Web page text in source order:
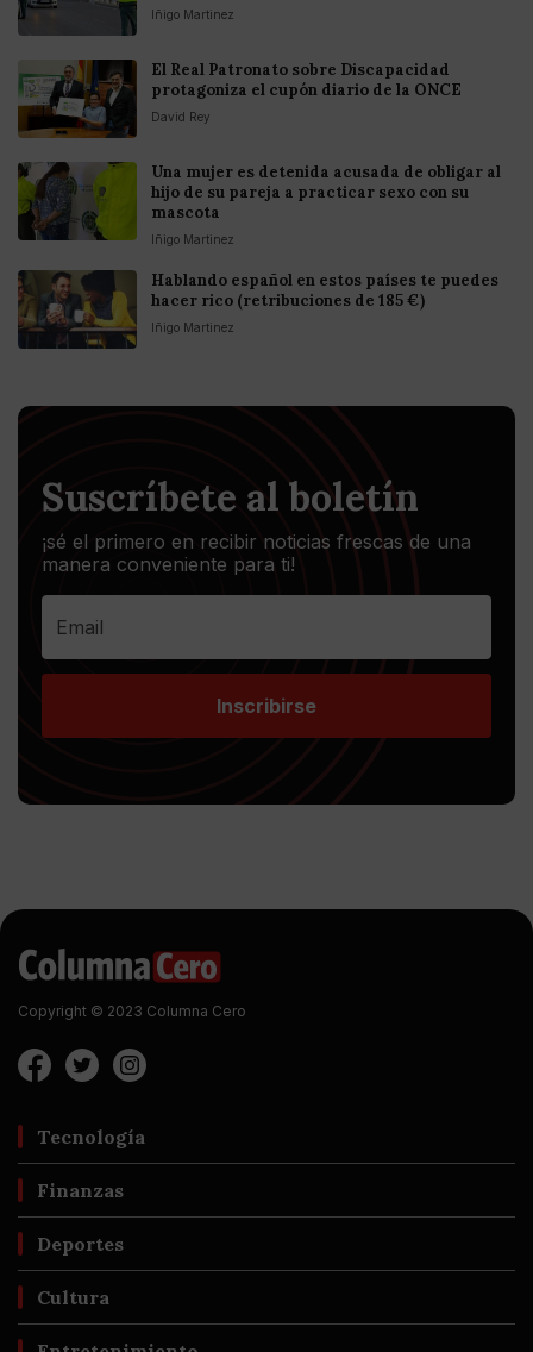
Iñigo Martinez
El Real Patronato sobre Discapacidad
protagoniza el cupón diario de la ONCE
David Rey
Una mujer es detenida acusada de obligar al
hijo de su pareja a practicar sexo con su
mascota
Iñigo Martinez
Hablando español en estos países te puedes
hacer rico (retribuciones de 185 €)
Iñigo Martinez
Suscríbete al boletín
¡sé el primero en recibir noticias frescas de una
manera conveniente para ti!
Inscribirse
Copyright © 2023 Columna Cero
Tecnología
Finanzas
Deportes
Cultura